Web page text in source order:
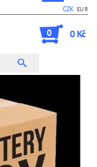
CZK EUR
0 0 Kč